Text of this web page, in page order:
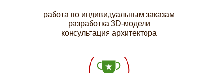
работа по индивидуальным заказам
разработка 3D-модели
консультация архитектора